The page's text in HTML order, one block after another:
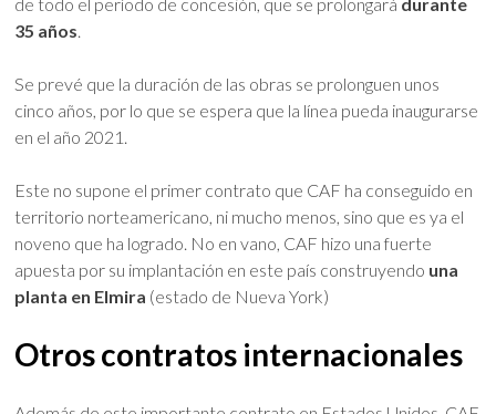
de todo el período de concesión, que se prolongará durante
35 años.
Se prevé que la duración de las obras se prolonguen unos
cinco años, por lo que se espera que la línea pueda inaugurarse
en el año 2021.
Este no supone el primer contrato que CAF ha conseguido en
territorio norteamericano, ni mucho menos, sino que es ya el
noveno que ha logrado. No en vano, CAF hizo una fuerte
apuesta por su implantación en este país construyendo una
planta en Elmira (estado de Nueva York)
Otros contratos internacionales